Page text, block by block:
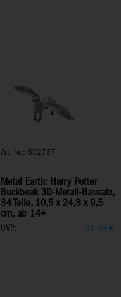
Art.-Nr.: 502767
Metal Earth: Harry Potter
Buckbeak 3D-Metall-Bausatz,
34 Teile, 10,5 x 24,3 x 9,5
cm, ab 14+
UVP: 31,99 €